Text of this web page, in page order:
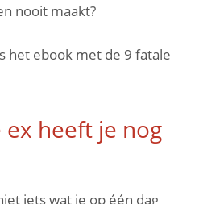
nooit maakt?
het ebook met de 9 fatale
ex heeft je nog
iets wat je op één dag